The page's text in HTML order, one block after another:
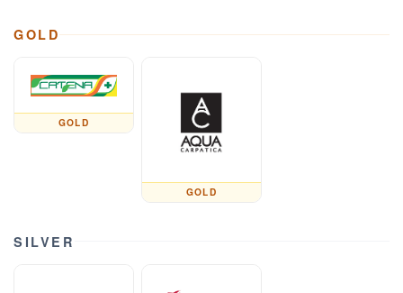
GOLD
GOLD
GOLD
SILVER